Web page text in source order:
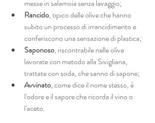
messe in salamoia senza lavaggio;
Rancido, tipico delle olive che hanno
subito un processo di irrancidimento e
conferiscono una sensazione di plastica;
Saponoso, riscontrabile nelle olive
lavorate con metodo alla Sivigliana,
trattate con soda, che sanno di sapone;
Avvinato, come dice il nome stesso, è
l'odore e il sapore che ricorda il vino o
l'aceto.